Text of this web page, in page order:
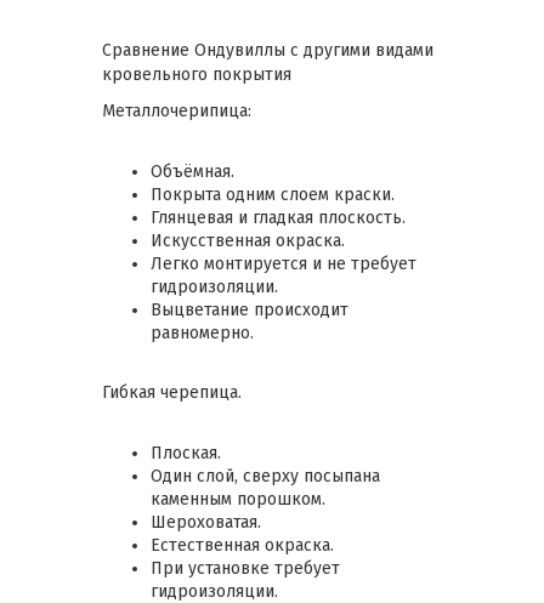
Сравнение Ондувиллы с другими видами
кровельного покрытия
Металлочерипица:
Объёмная.
Покрыта одним слоем краски.
Глянцевая и гладкая плоскость.
Искусственная окраска.
Легко монтируется и не требует
гидроизоляции.
Выцветание происходит
равномерно.
Гибкая черепица.
Плоская.
Один слой, сверху посыпана
каменным порошком.
Шероховатая.
Естественная окраска.
При установке требует
гидроизоляции.